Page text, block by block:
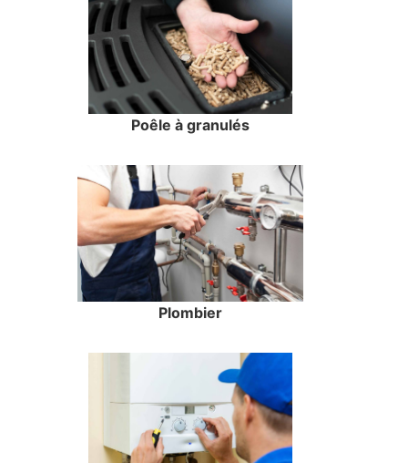
Poêle à granulés
Plombier